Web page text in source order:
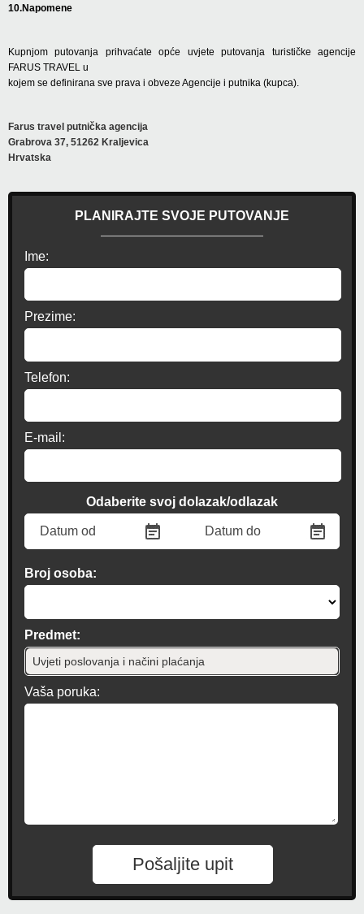
10.Napomene
Kupnjom putovanja prihvaćate opće uvjete putovanja turističke agencije
FARUS TRAVEL u
kojem se definirana sve prava i obveze Agencije i putnika (kupca).
Farus travel putnička agencija
Grabrova 37, 51262 Kraljevica
Hrvatska
PLANIRAJTE SVOJE PUTOVANJE
Ime:
Prezime:
Telefon:
E-mail:
Odaberite svoj dolazak/odlazak
Broj osoba:
Predmet:
Vaša poruka:
Pošaljite upit